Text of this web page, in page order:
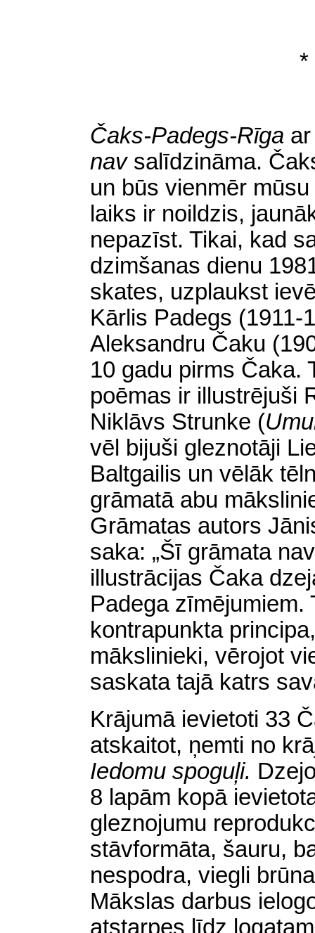
*
Čaks-Padegs-Rīga
nav salīdzināma.
un būs vienmēr
laiks ir noildzis,
nepazīst. Tikai, kad
dzimšanas dienu
skates, uzplaukst
Kārlis Padegs (1911-
Aleksandru Čaku
10 gadu pirms Čaka.
poēmas ir illustrējuši
Niklāvs Strunke (
vēl bijuši gleznotāji
Baltgailis un vēlāk
grāmatā abu
Grāmatas autors
saka: „Šī grāmata
illustrācijas Čaka
Padega zīmējumiem.
kontrapunkta
mākslinieki, vērojot
saskata tajā katrs
Krājumā ievietoti 33
atskaitot, ņemti no
Iedomu spoguļi.
8 lapām kopā
gleznojumu
stāvformāta, šauru,
nespodra, viegli
Mākslas darbus
atstarpes līdz